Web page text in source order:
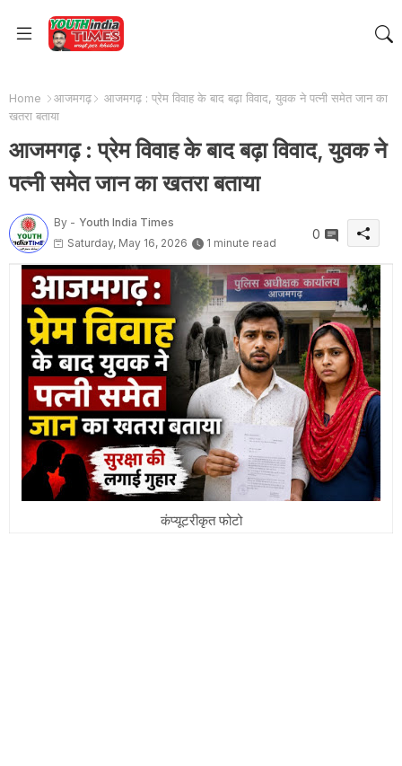
Home आजमगढ़
आजमगढ़ : प्रेम विवाह के बाद बढ़ा विवाद, युवक ने पत्नी समेत जान का
खतरा बताया
आजमगढ़ : प्रेम विवाह के बाद बढ़ा विवाद, युवक ने
पत्नी समेत जान का खतरा बताया
By - Youth India Times
Saturday, May 16, 2026
1 minute read
0
कंप्यूटरीकृत फोटो